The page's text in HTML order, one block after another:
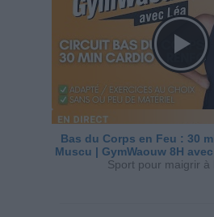
Bas du Corps en Feu : 30
Muscu | GymWaouw 8H
Sport pour maigrir à